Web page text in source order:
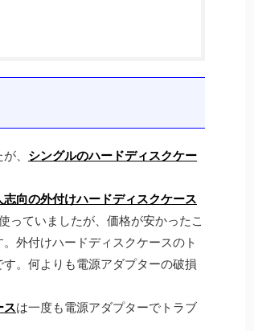
、 シングルのハードディスクケー
志向の外付けハードディスクケース
っていましたが、価格が安かったこ
外付けハードディスクケースのト
。何よりも電源アダプターの破損
スは一度も電源アダプターでトラブ